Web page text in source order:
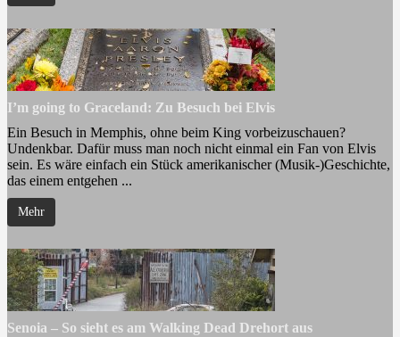
I’m going to Graceland: Zu Besuch bei Elvis
Ein Besuch in Memphis, ohne beim King vorbeizuschauen?
Undenkbar. Dafür muss man noch nicht einmal ein Fan von Elvis
sein. Es wäre einfach ein Stück amerikanischer (Musik-)Geschichte,
das einem entgehen ...
Mehr
Senoia – So sieht es am Walking Dead Drehort aus